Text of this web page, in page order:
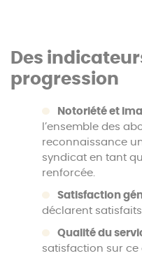
Des
progression
Notoriété et
l’ensemble des
reconnaissance
syndicat en tant
renforcée.
Satisfaction
déclarent satisfaits
Qualité du
satisfaction sur ce